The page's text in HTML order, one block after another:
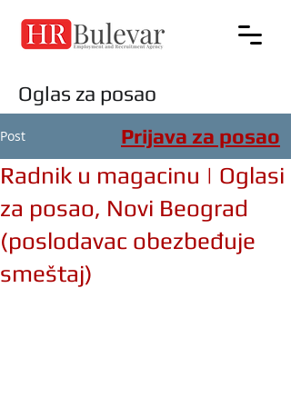
Oglas za posao
Post
Radnik u magacinu | Oglasi
za posao, Novi Beograd
(poslodavac obezbeđuje
smeštaj)
Prijava za posao